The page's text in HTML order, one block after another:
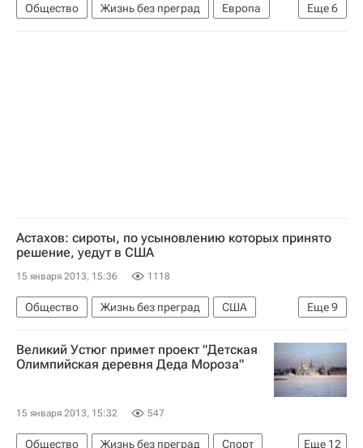
Еще6
Общество Жизнь без преград
Европа
Весь мир
Сергей Миронов
Госдума РФ
Астахов: сироты, по усыновлению которых принято
решение, уедут в США
15 января 2013, 15:36 1118
Еще9
Общество Жизнь без преград
США
Европа
Америка
Весь мир
Северная Америка
Чулпан Хаматова
Детские вопросы
Россия
Великий Устюг примет проект "Детская
Олимпийская деревня Деда Мороза"
15 января 2013, 15:32 547
Еще 12
Общество Жизнь без преград Спорт